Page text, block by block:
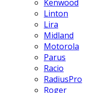
Kenwood
Linton
Lira
Midland
Motorola
Parus
Racio
RadiusPro
Roger